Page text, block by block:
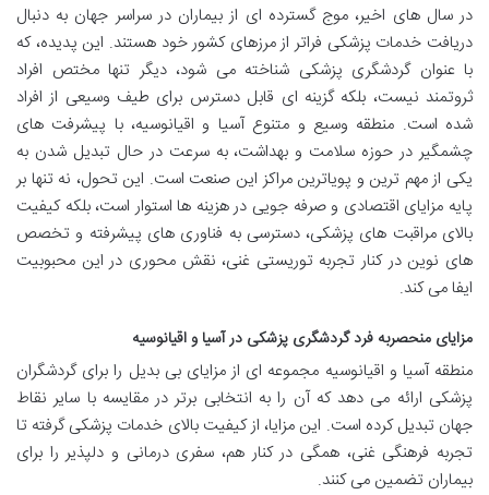
در سال های اخیر، موج گسترده ای از بیماران در سراسر جهان به دنبال
دریافت خدمات پزشکی فراتر از مرزهای کشور خود هستند. این پدیده، که
با عنوان گردشگری پزشکی شناخته می شود، دیگر تنها مختص افراد
ثروتمند نیست، بلکه گزینه ای قابل دسترس برای طیف وسیعی از افراد
شده است. منطقه وسیع و متنوع آسیا و اقیانوسیه، با پیشرفت های
چشمگیر در حوزه سلامت و بهداشت، به سرعت در حال تبدیل شدن به
یکی از مهم ترین و پویاترین مراکز این صنعت است. این تحول، نه تنها بر
پایه مزایای اقتصادی و صرفه جویی در هزینه ها استوار است، بلکه کیفیت
بالای مراقبت های پزشکی، دسترسی به فناوری های پیشرفته و تخصص
های نوین در کنار تجربه توریستی غنی، نقش محوری در این محبوبیت
ایفا می کند.
مزایای منحصربه فرد گردشگری پزشکی در آسیا و اقیانوسیه
منطقه آسیا و اقیانوسیه مجموعه ای از مزایای بی بدیل را برای گردشگران
پزشکی ارائه می دهد که آن را به انتخابی برتر در مقایسه با سایر نقاط
جهان تبدیل کرده است. این مزایا، از کیفیت بالای خدمات پزشکی گرفته تا
تجربه فرهنگی غنی، همگی در کنار هم، سفری درمانی و دلپذیر را برای
بیماران تضمین می کنند.